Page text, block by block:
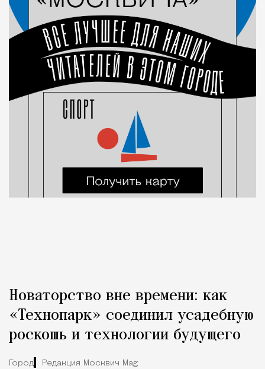
Новаторство вне времени: как
«Технопарк» соединил усадебную
роскошь и технологии будущего
Город Редакция Москвич Mag